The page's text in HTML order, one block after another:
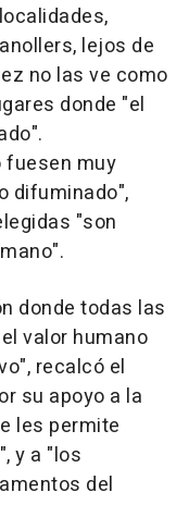
lejos de
no las ve como
donde "el
fuesen muy
difuminado",
"son
donde todas las
valor humano
recalcó el
su apoyo a la
les permite
y a "los
del